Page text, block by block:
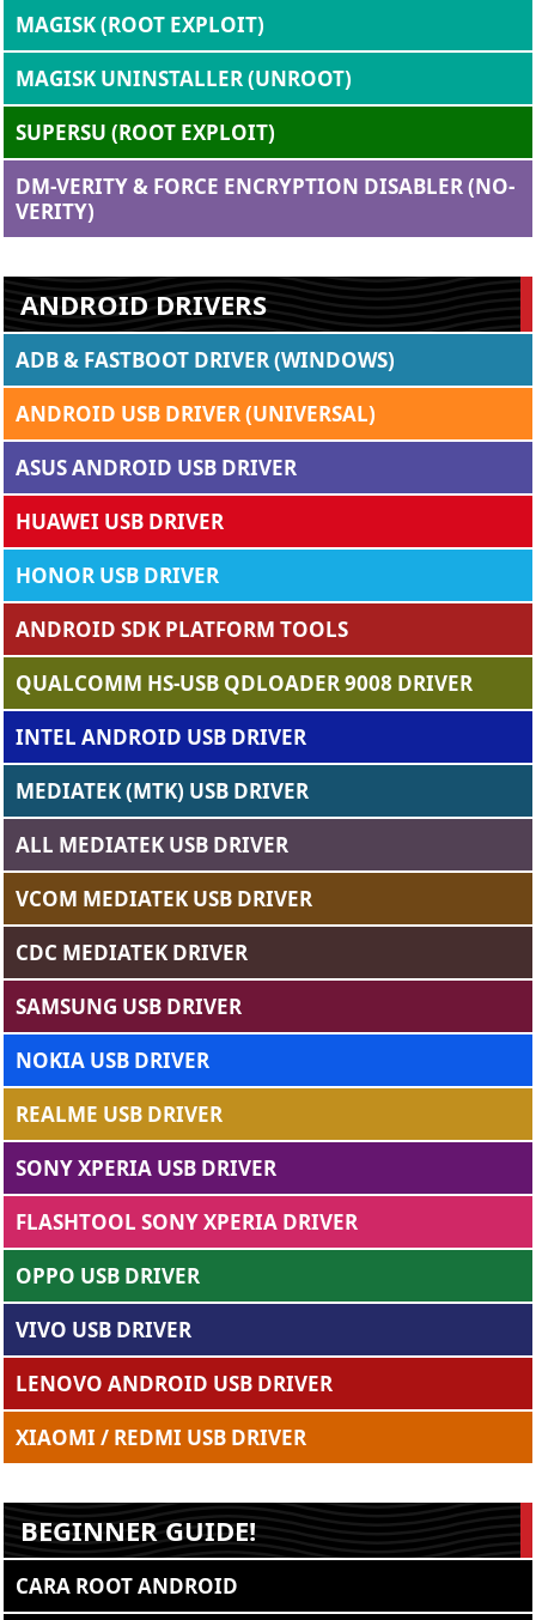
MAGISK (ROOT EXPLOIT)
MAGISK UNINSTALLER (UNROOT)
SUPERSU (ROOT EXPLOIT)
DM-VERITY & FORCE ENCRYPTION DISABLER (NO-
VERITY)
ANDROID DRIVERS
ADB & FASTBOOT DRIVER (WINDOWS)
ANDROID USB DRIVER (UNIVERSAL)
ASUS ANDROID USB DRIVER
HUAWEI USB DRIVER
HONOR USB DRIVER
ANDROID SDK PLATFORM TOOLS
QUALCOMM HS-USB QDLOADER 9008 DRIVER
INTEL ANDROID USB DRIVER
MEDIATEK (MTK) USB DRIVER
ALL MEDIATEK USB DRIVER
VCOM MEDIATEK USB DRIVER
CDC MEDIATEK DRIVER
SAMSUNG USB DRIVER
NOKIA USB DRIVER
REALME USB DRIVER
SONY XPERIA USB DRIVER
FLASHTOOL SONY XPERIA DRIVER
OPPO USB DRIVER
VIVO USB DRIVER
LENOVO ANDROID USB DRIVER
XIAOMI / REDMI USB DRIVER
BEGINNER GUIDE!
CARA ROOT ANDROID